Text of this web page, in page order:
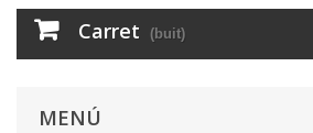
Carret (buit)
MENÚ